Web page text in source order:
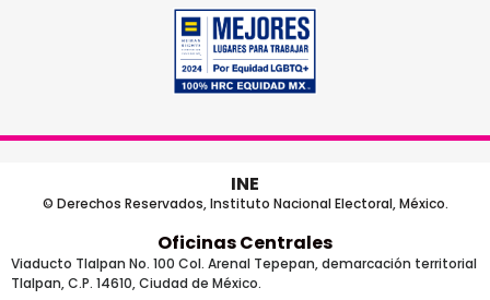
INE
© Derechos Reservados, Instituto Nacional Electoral, México.
Oficinas Centrales
Viaducto Tlalpan No. 100 Col. Arenal Tepepan, demarcación territorial
Tlalpan, C.P. 14610, Ciudad de México.